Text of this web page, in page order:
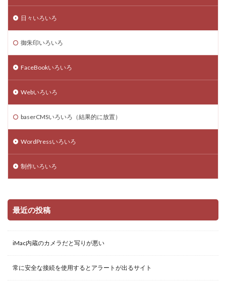
日々いろいろ
御朱印いろいろ
FaceBookいろいろ
Webいろいろ
baserCMSいろいろ（結果的に放置）
WordPressいろいろ
制作いろいろ
最近の投稿
iMac内蔵のカメラだと写りが悪い
常に安全な接続を使用するとアラートが出るサイト